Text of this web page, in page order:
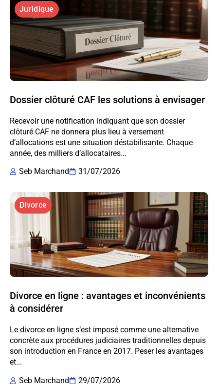
Juridique
Dossier clôturé CAF les solutions à envisager
Recevoir une notification indiquant que son dossier
clôturé CAF ne donnera plus lieu à versement
d’allocations est une situation déstabilisante. Chaque
année, des milliers d’allocataires...
Seb Marchand
31/07/2026
Divorce
Divorce en ligne : avantages et inconvénients
à considérer
Le divorce en ligne s’est imposé comme une alternative
concrète aux procédures judiciaires traditionnelles depuis
son introduction en France en 2017. Peser les avantages
et...
Seb Marchand
29/07/2026